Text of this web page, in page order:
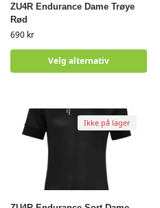
ZU4R Endurance Dame Trøye
Rød
690 kr
Velg alternativ
Ikke på lager